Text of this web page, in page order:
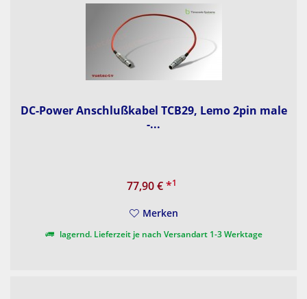
DC-Power Anschlußkabel TCB29, Lemo 2pin male
-...
77,90 €*1
Merken
lagernd. Lieferzeit je nach Versandart 1-3 Werktage